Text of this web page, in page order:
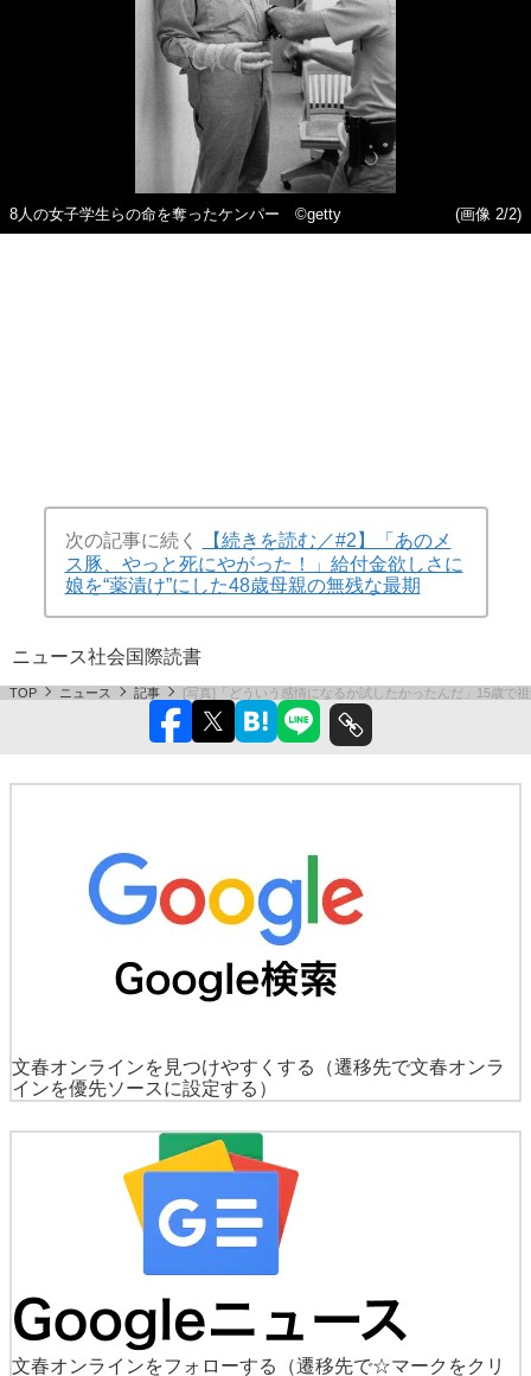
8人の女子学生らの命を奪ったケンパー ©getty (画像 2/2)
次の記事に続く
【続きを読む／#2】「あのメ
ス豚、やっと死にやがった！」給付金欲しさに
娘を“薬漬け”にした48歳母親の無残な最期
ニュース社会国際読書
TOP ニュース 記事 [写真]「どういう感情になるか試したかったんだ」15歳で
文春オンラインを見つけやすくする
（遷移先で文春オンラ
インを優先ソースに設定する）
文春オンラインをフォローする
（遷移先で☆マークをクリ